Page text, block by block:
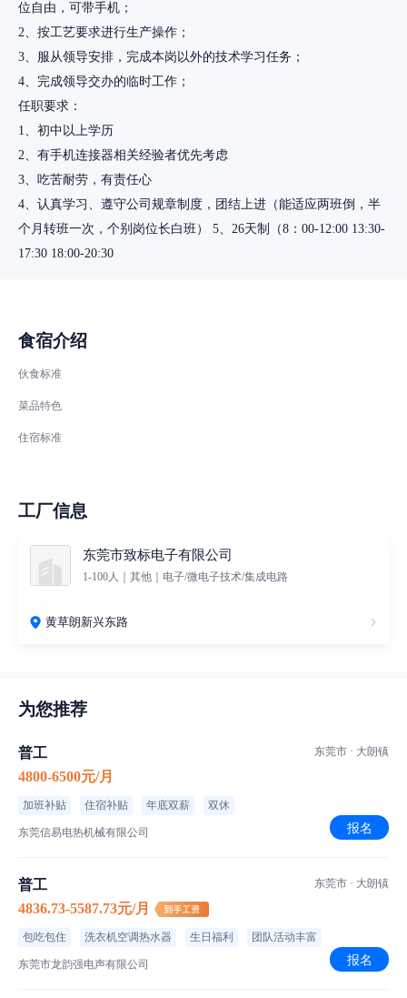
位自由，可带手机；
2、按工艺要求进行生产操作；
3、服从领导安排，完成本岗以外的技术学习任务；
4、完成领导交办的临时工作；
任职要求：
1、初中以上学历
2、有手机连接器相关经验者优先考虑
3、吃苦耐劳，有责任心
4、认真学习、遵守公司规章制度，团结上进（能适应两班倒，半
个月转班一次，个别岗位长白班） 5、26天制（8：00-12:00 13:30-
食宿介绍
伙食标准
菜品特色
住宿标准
工厂信息
东莞市致标电子有限公司
1-100人｜其他｜电子/微电子技术/集成电路
黄草朗新兴东路
为您推荐
普工
4800-6500元/月
加班补贴 住宿补贴 年底双薪 双休
东莞信易电热机械有限公司
东莞市 · 大朗镇
报名
普工
4836.73-5587.73元/月
包吃包住 洗衣机空调热水器 生日福利 团队活动丰富
东莞市龙韵强电声有限公司
东莞市 · 大朗镇
报名